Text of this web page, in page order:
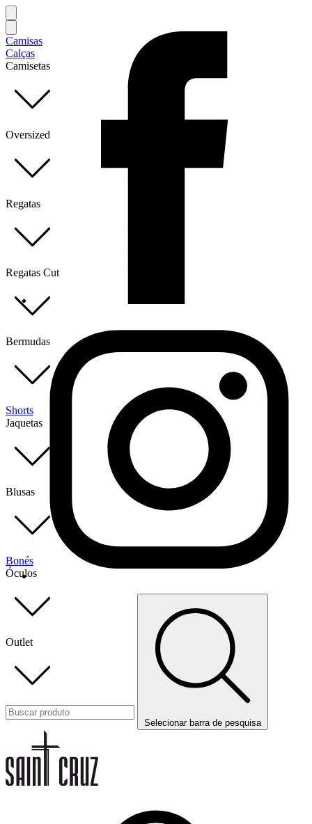
Camisas
Calças
Camisetas
Oversized
Regatas
Regatas Cut
Bermudas
Shorts
Jaquetas
Blusas
Bonés
Óculos
Outlet
Selecionar barra de pesquisa